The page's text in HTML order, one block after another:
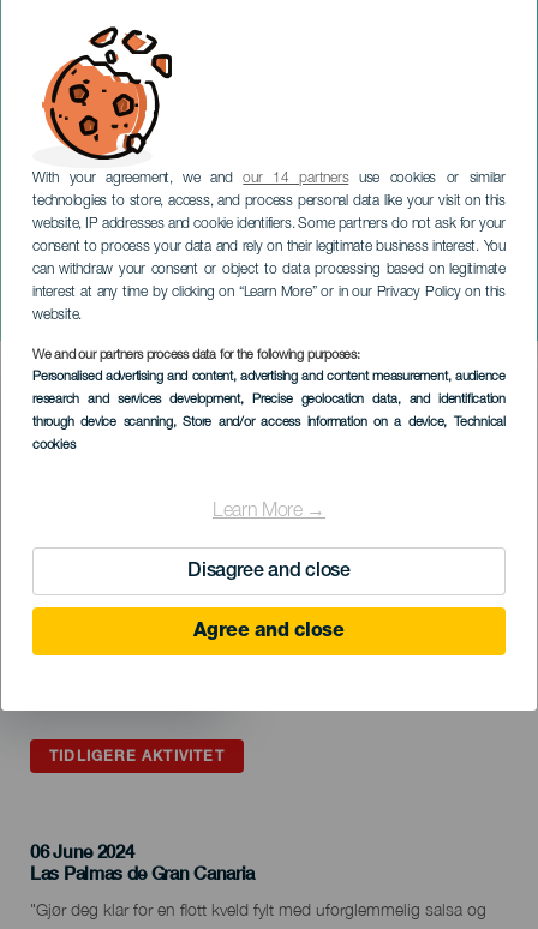
With your agreement, we andour 14 partnersuse cookies or similar
technologies to store, access, and process personal data like your visit on this
website, IP addresses and cookie identifiers. Some partners do not ask for your
consent to process your data and rely on their legitimate business interest. You
can withdraw your consent or object to data processing based on legitimate
interest at any time by clicking on “Learn More” or in our Privacy Policy on this
website.
We and our partners process data for the following purposes:
Personalised advertising and content, advertising and content measurement, audience
research and services development, Precise geolocation data, and identification
through device scanning, Store and/or access information on a device, Technical
cookies
Learn More →
Disagree and close
Agree and close
Marc Anthony. Historia Tour.
Gran Canaria
GRAN CANARIA
Imagen
Listado
TIDLIGERE AKTIVITET
06 June 2024
Localidad
Las Palmas de Gran Canaria
Descripción
"Gjør deg klar for en flott kveld fylt med uforglemmelig salsa og